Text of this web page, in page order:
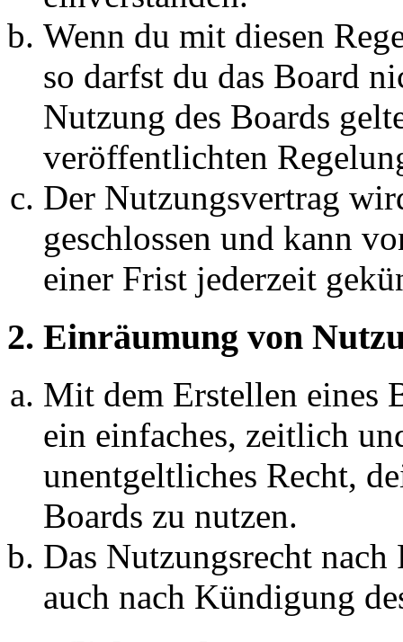
Wenn du mit diesen
so darfst du das Board
Nutzung des Boards
veröffentlichten
Der Nutzungsvertrag
geschlossen und kann
einer Frist jederzeit
2. Einräumung von
Mit dem Erstellen eines
ein einfaches, zeitlich
unentgeltliches Recht,
Boards zu nutzen.
Das Nutzungsrecht
auch nach Kündigung